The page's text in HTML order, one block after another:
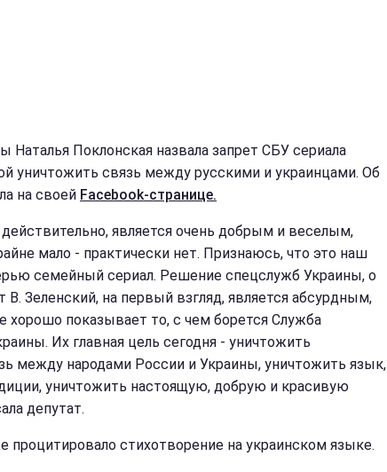
Наталья Поклонская назвала запрет СБУ сериала
уничтожить связь между русскими и украинцами. Об
на своей Facebook-странице.
является очень добрым и веселым,
мало - практически нет. Признаюсь, что это наш
семейный сериал. Решение спецслужб Украины, о
В. Зеленский, на первый взгляд, является абсурдным,
хорошо показывает то, с чем борется Служба
Их главная цель сегодня - уничтожить
между народами России и Украины, уничтожить язык,
уничтожить настоящую, добрую и красивую
депутат.
стихотворение на украинском языке.